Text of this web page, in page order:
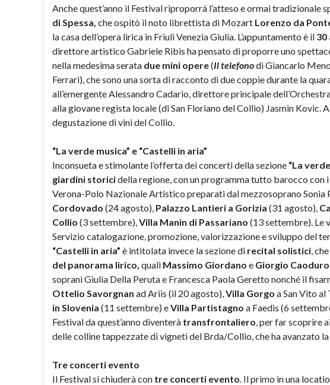
Anche quest’anno il Festival riproporrà l’atteso e ormai tradizionale
di Spessa, che ospitò il noto librettista di Mozart Lorenzo da
la casa dell’opera lirica in Friuli Venezia Giulia. L’appuntamento è il 30
direttore artistico Gabriele Ribis ha pensato di proporre uno
nella medesima serata due mini opere(Il telefonodi Giancarlo
Ferrari), che sono una sorta di racconto di due coppie durante la
all’emergente Alessandro Cadario, direttore principale
alla giovane regista locale (di San Floriano del Collio) Jasmin Kovic.
degustazione di vini del Collio.
“La verde musica” e “Castelli in aria”
Inconsueta e stimolante l’offerta dei concerti della sezione “La
giardini storicidella regione, con un programma tutto barocco con
Verona-Polo Nazionale Artistico preparati dal mezzosoprano Sonia
Cordovado (24 agosto), Palazzo Lantieri a Gorizia (31 agosto),
Collio (3 settembre), Villa Manin di Passariano (13 settembre). Le
Servizio catalogazione, promozione, valorizzazione e sviluppo del
“Castelli in aria” è intitolata invece la sezione di recital solistici ,
del panorama lirico, quali Massimo Giordano e Giorgio Caoduro
soprani Giulia Della Peruta e Francesca Paola Geretto nonché il
Ottelio Savorgnan ad Ariis (il 20 agosto), Villa Gorgo a San Vito al
in Slovenia (11 settembre) eVilla Partistagno a Faedis (6
Festival da quest’anno diventerà transfrontaliero , per far scoprire
delle colline tappezzate di vigneti del Brda/Collio, che ha avanzato la
Tre concerti evento
Il Festival si chiuderà con tre concerti evento . Il primo in una